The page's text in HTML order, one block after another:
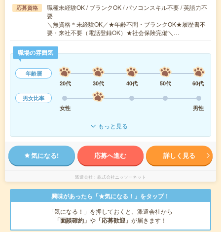
応募資格
職種未経験OK / ブランクOK / パソコンスキル不要 / 英語力不
要
＼無資格＊未経験OK／★年齢不問・ブランクOK★履歴書不
要・来社不要（電話登録OK）★社会保険完備＼…
職場の雰囲気
年齢層
20代
30代 40代 50代
60代
男女比率
女性
男性
もっと見る
気になる! 応募へ進む 詳しく見る
派遣会社 株式会社ニッソーネット
興味があったら「★気になる！」をタップ！
「気になる！」を押しておくと、派遣会社から
「面談確約」 や 「応募歓迎」 が届きます！